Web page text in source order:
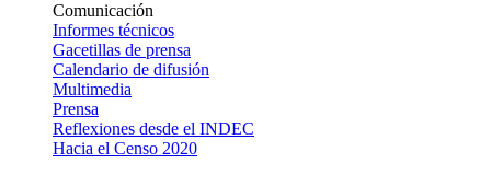
Comunicación
Informes técnicos
Gacetillas de prensa
Calendario de difusión
Multimedia
Prensa
Reflexiones desde el INDEC
Hacia el Censo 2020